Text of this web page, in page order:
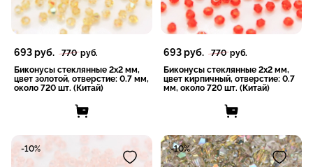
693руб. 770руб.
Биконусы стеклянные 2x2 мм,
цвет золотой, отверстие: 0.7 мм,
около 720 шт. (Китай)
693руб. 770руб.
Биконусы стеклянные 2x2 мм,
цвет кирпичный, отверстие: 0.7
мм, около 720 шт. (Китай)
-10% -10%